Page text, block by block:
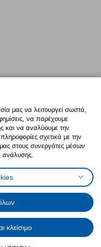
προσβασιμότητας
cookiesΌροι Χρήσης
Δεδομένων
για IKEA.com.cy
1999 - 2025
μας να λειτουργεί σωστά,
να παρέχουμε
και να αναλύουμε την
σχετικά με την
στους συνεργάτες μέσων
ανάλυσης.
κλείσιμο